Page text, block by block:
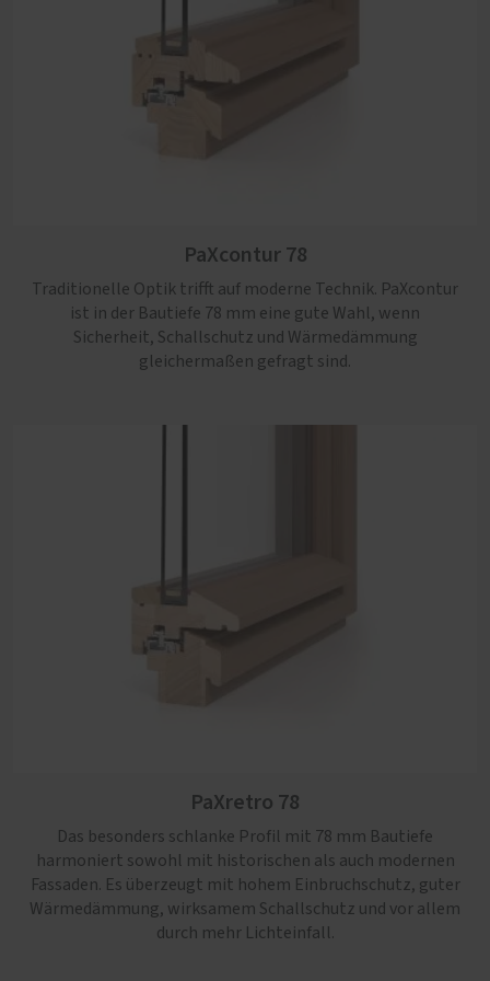
PaXcontur 78
Traditionelle Optik trifft auf moderne Technik. PaXcontur
ist in der Bautiefe 78 mm eine gute Wahl, wenn
Sicherheit, Schallschutz und Wärmedämmung
gleichermaßen gefragt sind.
PaXretro 78
Das besonders schlanke Profil mit 78 mm Bautiefe
harmoniert sowohl mit historischen als auch modernen
Fassaden. Es überzeugt mit hohem Einbruchschutz, guter
Wärmedämmung, wirksamem Schallschutz und vor allem
durch mehr Lichteinfall.
erfüllt es höchste energetische und sicherheitsrelevante
Ansichtsbreiten und eignet sich ideal zur authentischen
nach traditionellem Vorbild aus.